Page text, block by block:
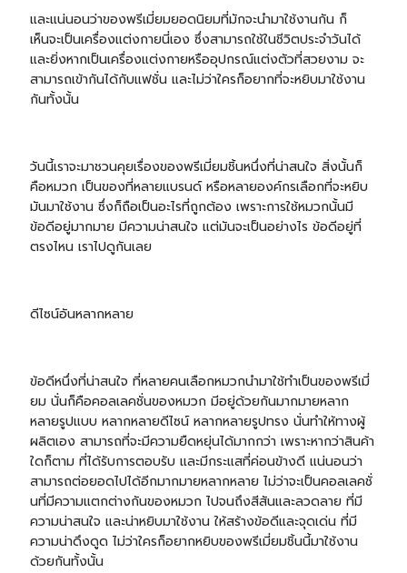
และแน่นอนว่าของพรีเมี่ยมยอดนิยมที่มักจะนำมาใช้งานกัน ก็
เห็นจะเป็นเครื่องแต่งกายนี่เอง ซึ่งสามารถใช้ในชีวิตประจำวันได้
และยิ่งหากเป็นเครื่องแต่งกายหรืออุปกรณ์แต่งตัวที่สวยงาม จะ
สามารถเข้ากันได้กับแฟชั่น และไม่ว่าใครก็อยากที่จะหยิบมาใช้งาน
กันทั้งนั้น
วันนี้เราจะมาชวนคุยเรื่องของพรีเมี่ยมชิ้นหนึ่งที่น่าสนใจ สิ่งนั้นก็
คือหมวก เป็นของที่หลายแบรนด์ หรือหลายองค์กรเลือกที่จะหยิบ
มันมาใช้งาน ซึ่งก็ถือเป็นอะไรที่ถูกต้อง เพราะการใช้หมวกนั้นมี
ข้อดีอยู่มากมาย มีความน่าสนใจ แต่มันจะเป็นอย่างไร ข้อดีอยู่ที่
ตรงไหน เราไปดูกันเลย
ดีไซน์อันหลากหลาย
ข้อดีหนึ่งที่น่าสนใจ ที่หลายคนเลือกหมวกนำมาใช้ทำเป็นของพรีเมี่
ยม นั่นก็คือคอลเลคชั่นของหมวก มีอยู่ด้วยกันมากมายหลาก
หลายรูปแบบ หลากหลายดีไซน์ หลากหลายรูปทรง นั่นทำให้ทางผู้
ผลิตเอง สามารถที่จะมีความยืดหยุ่นได้มากกว่า เพราะหากว่าสินค้า
ใดก็ตาม ที่ได้รับการตอบรับ และมีกระแสที่ค่อนข้างดี แน่นอนว่า
สามารถต่อยอดไปได้อีกมากมายหลากหลาย ไม่ว่าจะเป็นคอลเลคชั่
นที่มีความแตกต่างกันของหมวก ไปจนถึงสีสันและลวดลาย ที่มี
ความน่าสนใจ และน่าหยิบมาใช้งาน ให้สร้างข้อดีและจุดเด่น ที่มี
ความน่าดึงดูด ไม่ว่าใครก็อยากหยิบของพรีเมี่ยมชิ้นนี้มาใช้งาน
ด้วยกันทั้งนั้น